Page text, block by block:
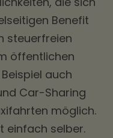
Benefit
steuerfreien
öffentlichen
auch
Car-Sharing
möglich.
einfach selber.